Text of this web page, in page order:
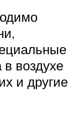
в воздухе
и другие